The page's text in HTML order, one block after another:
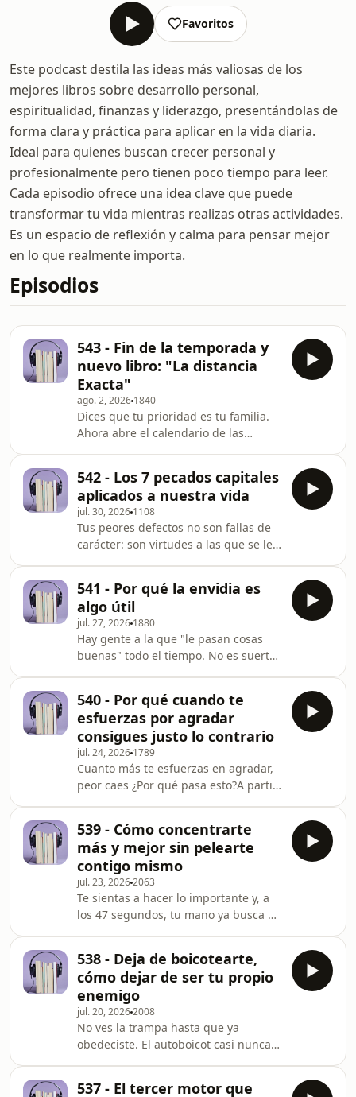
Favoritos
Este podcast destila las ideas más valiosas de los
mejores libros sobre desarrollo personal,
espiritualidad, finanzas y liderazgo, presentándolas de
forma clara y práctica para aplicar en la vida diaria.
Ideal para quienes buscan crecer personal y
profesionalmente pero tienen poco tiempo para leer.
Cada episodio ofrece una idea clave que puede
transformar tu vida mientras realizas otras actividades.
Es un espacio de reflexión y calma para pensar mejor
en lo que realmente importa.
Episodios
543 - Fin de la temporada y
nuevo libro: "La distancia
Exacta"
ago. 2, 2026 1840
Dices que tu prioridad es tu familia.
Ahora abre el calendario de las
episodio de cierre de temporada
aprendes a medir con precisión la
distancia entre la vida que dices que
quieres y la que llevas, usando cuatro
registros que ya generas todos los
días sin leerlos: tu calendario, tu
atención, tu cuerpo y tus
conversaciones. Tambié
542 - Los 7 pecados capitales
aplicados a nuestra vida
jul. 30, 2026 1108
Tus peores defectos no son fallas de
carácter: son virtudes a las que se les
prohibiciones: eran un mapa de la
mente, una forma de detectar a
tiempo lo que empieza a decidir por
ti. En este episodio, a partir de "Self-
Help from the Middle Ages" de Peter
Jones, vas a llevarte una señal de
alarma que sirve para los siete y una
541 - Por qué la envidia es
algo útil
jul. 27, 2026 1880
Hay gente a la que "le pasan cosas
buenas" todo el tiempo. No es suerte
atracción, de Gabrielle Bernstein, este
episodio desmonta la idea de la
atracción y se queda con lo que de
verdad funciona: no consigues lo que
persigues, consigues aquello para lo
que estás disponible. Te llevas por
qué tus pensamientos repetidos no
emiten
540 - Por qué cuando te
esfuerzas por agradar
consigues justo lo contrario
jul. 24, 2026 1789
Cuanto más te esfuerzas en agradar,
peor caes ¿Por qué pasa esto?A partir
por qué el objetivo con el que entras
a una conversación la estropea antes
de empezar, por qué la máscara
siempre se nota, y las preguntas
exactas que convierten una charla en
una conversación. Todo pensado para
alguien con poco tiempo y con
relaciones q
539 - Cómo concentrarte
más y mejor sin pelearte
contigo mismo
jul. 23, 20262063
Te sientas a hacer lo importante y, a
los 47 segundos, tu mano ya busca el
Gloria Mark, para responder a una
pregunta incómoda: ¿por qué te
cuesta tanto concentrarte, por más
que lo intentes? La respuesta cambia
el enfoque: no te falta disciplina;
estás peleando contra tu propia
biología con la herramienta
equivocada. Vas a
538 - Deja de boicotearte,
cómo dejar de ser tu propio
enemigo
jul. 20, 20262008
No ves la trampa hasta que ya
obedeciste. El autoboicot casi nunca
537 - El tercer motor que